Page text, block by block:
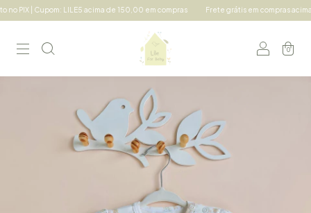
LILE5 acima de 150,00 em compras Frete grátis em compras acima de
0